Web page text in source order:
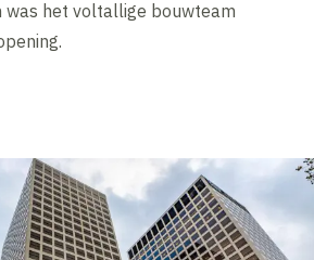
was het voltallige bouwteam